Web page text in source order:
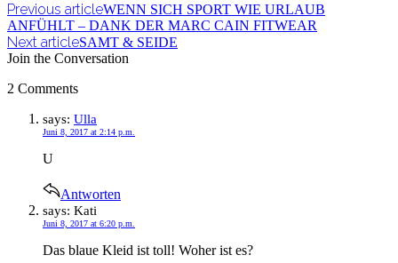
Previous articleWENN SICH SPORT WIE URLAUB
ANFÜHLT – DANK DER MARC CAIN FITWEAR
Next articleSAMT & SEIDE
Join the Conversation
2 Comments
says: Ulla
Juni 8, 2017 at 2:14 p.m.
U
Antworten
says: Kati
Juni 8, 2017 at 6:20 p.m.
Das blaue Kleid ist toll! Woher ist es?